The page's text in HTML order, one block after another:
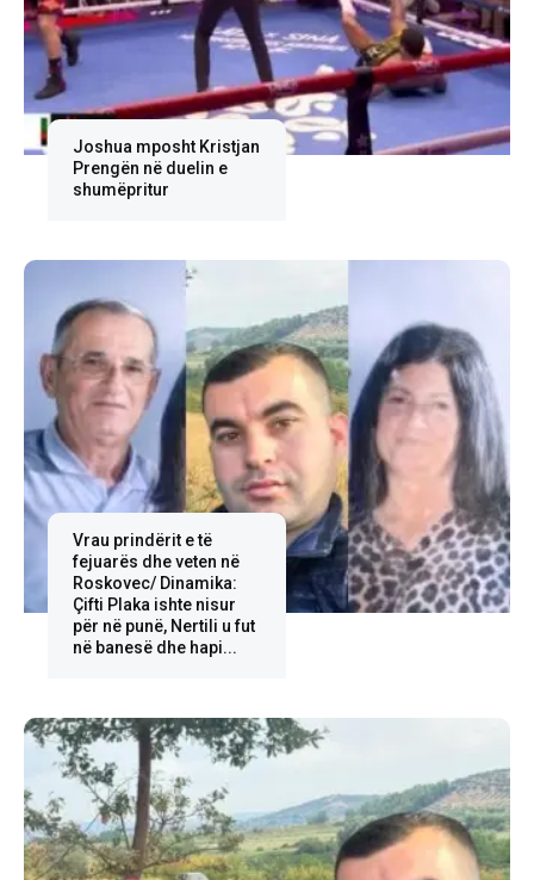
Joshua mposht Kristjan
Prengën në duelin e
shumëpritur
Vrau prindërit e të
fejuarës dhe veten në
Roskovec/ Dinamika:
Çifti Plaka ishte nisur
për në punë, Nertili u fut
në banesë dhe hapi...